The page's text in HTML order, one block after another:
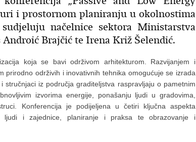
i prostornom planiranju u okolnostima
načelnice sektora Ministarstva
Brajčić te Irena Križ Šelendić.
koja se bavi održivom arhitekturom. Razvijanjem i
prirodno održivih i inovativnih tehnika omogućuje se izrada
iz područja graditeljstva raspravljaju o pametnim
izvorima energije, ponašanju ljudi u gradovima,
Konferencija je podijeljena u četiri ključna aspekta
ljudi i zajednice, planiranje i praksa te obrazovanje i